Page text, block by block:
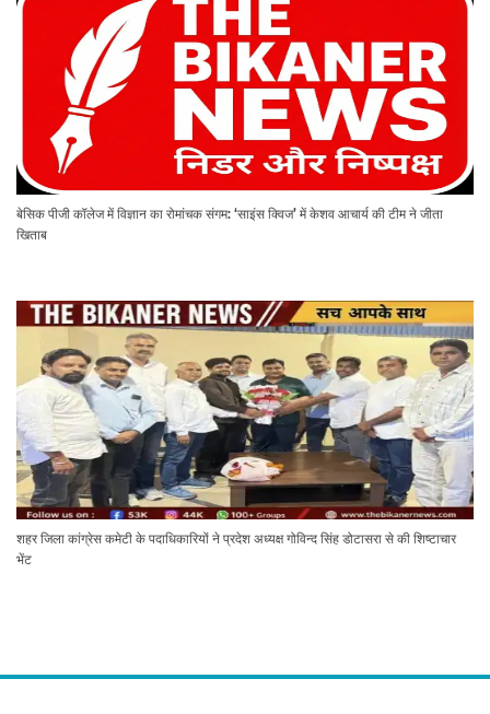
बेसिक पीजी कॉलेज में विज्ञान का रोमांचक संगम: ‘साइंस क्विज’ में केशव आचार्य की टीम ने जीता
खिताब
शहर जिला कांग्रेस कमेटी के पदाधिकारियों ने प्रदेश अध्यक्ष गोविन्द सिंह डोटासरा से की शिष्टाचार
भेंट